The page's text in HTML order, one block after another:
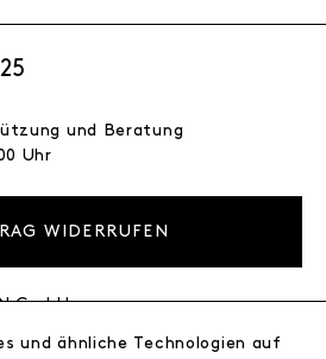
und Beratung
Uhr
WIDERRUFEN
GmbH
und ähnliche Technologien auf